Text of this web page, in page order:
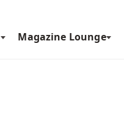
Magazine Lounge